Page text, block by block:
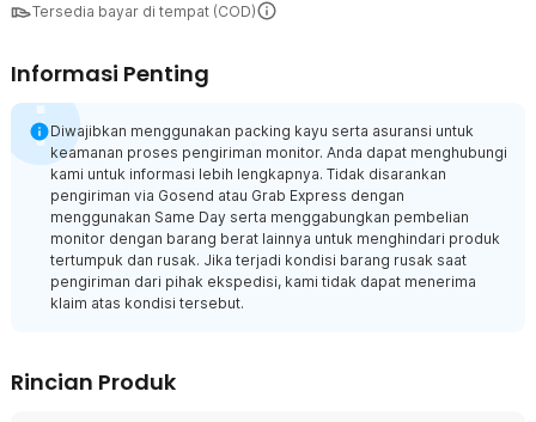
Tersedia bayar di tempat (COD)
Informasi Penting
Diwajibkan menggunakan packing kayu serta asuransi untuk
keamanan proses pengiriman monitor. Anda dapat menghubungi
kami untuk informasi lebih lengkapnya. Tidak disarankan
pengiriman via Gosend atau Grab Express dengan
menggunakan Same Day serta menggabungkan pembelian
monitor dengan barang berat lainnya untuk menghindari produk
tertumpuk dan rusak. Jika terjadi kondisi barang rusak saat
pengiriman dari pihak ekspedisi, kami tidak dapat menerima
klaim atas kondisi tersebut.
Rincian Produk